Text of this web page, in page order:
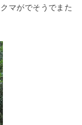
マがでそうでまた